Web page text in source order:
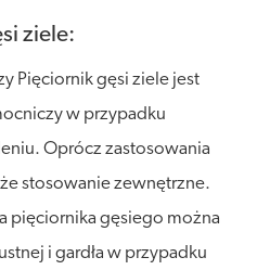
ziele:
Pięciornik gęsi ziele jest
w przypadku
Oprócz zastosowania
stosowanie zewnętrzne.
pięciornika gęsiego można
i gardła w przypadku